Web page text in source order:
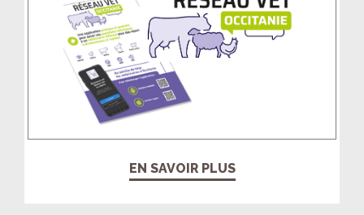
EN SAVOIR PLUS